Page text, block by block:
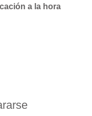
a la hora